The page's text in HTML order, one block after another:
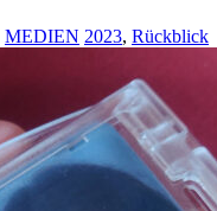
MEDIEN 2023, Rückblick